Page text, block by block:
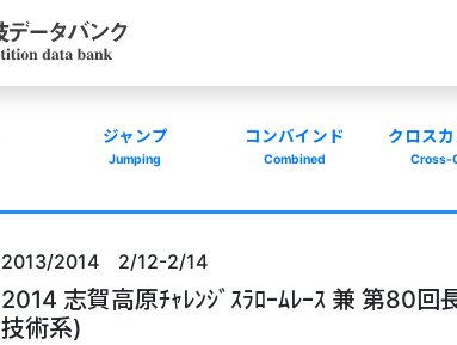
ジャンプ
Jumping
コンバインド
Combined
クロス
Cross-
2013/2014 2/12-2/14
2014 志賀高原ﾁｬﾚﾝｼﾞｽﾗﾛｰﾑﾚｰｽ 兼 第80回
技術系)